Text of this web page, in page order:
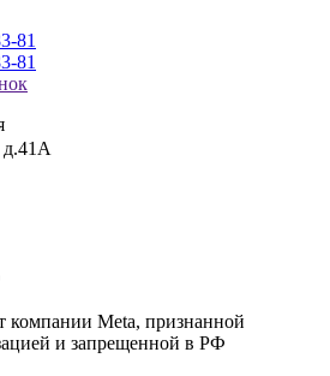
81
81
д.41А
компании Meta, признанной
и запрещенной в РФ